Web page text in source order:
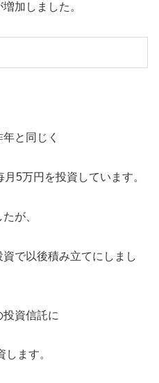
加しました。
と同じく
5万円を投資しています。
が、
で以後積み立てにしまし
投資信託に
ます。